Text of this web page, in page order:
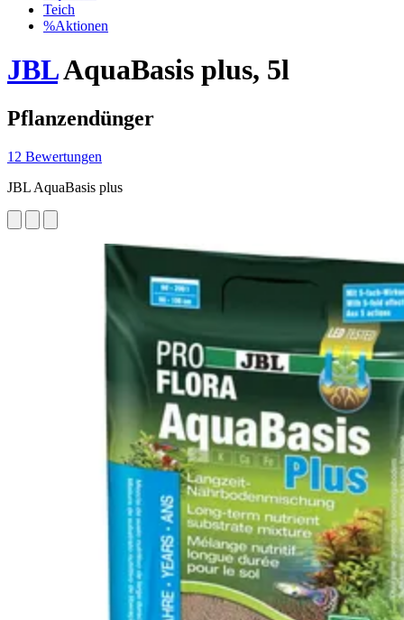
Teich
%Aktionen
JBLAquaBasis plus, 5l
Pflanzendünger
12 Bewertungen
JBL AquaBasis plus